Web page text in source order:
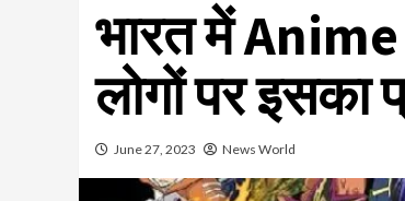
भारत में
लोगों पर इसका
June 27, 2023 News World